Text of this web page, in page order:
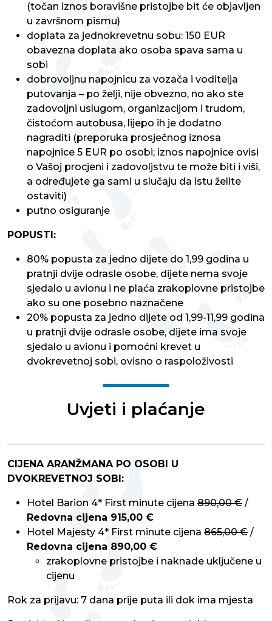
(točan iznos boravišne pristojbe bit će objavljen
u završnom pismu)
doplata za jednokrevetnu sobu: 150 EUR
obavezna doplata ako osoba spava sama u
sobi
dobrovoljnu napojnicu za vozača i voditelja
putovanja – po želji, nije obvezno, no ako ste
zadovoljni uslugom, organizacijom i trudom,
čistoćom autobusa, lijepo ih je dodatno
nagraditi (preporuka prosječnog iznosa
napojnice 5 EUR po osobi; iznos napojnice ovisi
o Vašoj procjeni i zadovoljstvu te može biti i viši,
a određujete ga sami u slučaju da istu želite
ostaviti)
putno osiguranje
POPUSTI:
80% popusta za jedno dijete do 1,99 godina u
pratnji dvije odrasle osobe, dijete nema svoje
sjedalo u avionu i ne plaća zrakoplovne pristojbe
ako su one posebno naznačene
20% popusta za jedno dijete od 1,99-11,99 godina
u pratnji dvije odrasle osobe, dijete ima svoje
sjedalo u avionu i pomoćni krevet u
dvokrevetnoj sobi, ovisno o raspoloživosti
Uvjeti i plaćanje
CIJENA ARANŽMANA PO OSOBI U
DVOKREVETNOJ SOBI:
Hotel Barion 4* First minute cijena 890,00 € /
Redovna cijena 915,00 €
Hotel Majesty 4* First minute cijena 865,00 € /
Redovna cijena 890,00 €
zrakoplovne pristojbe i naknade uključene u
cijenu
Rok za prijavu: 7 dana prije puta ili dok ima mjesta